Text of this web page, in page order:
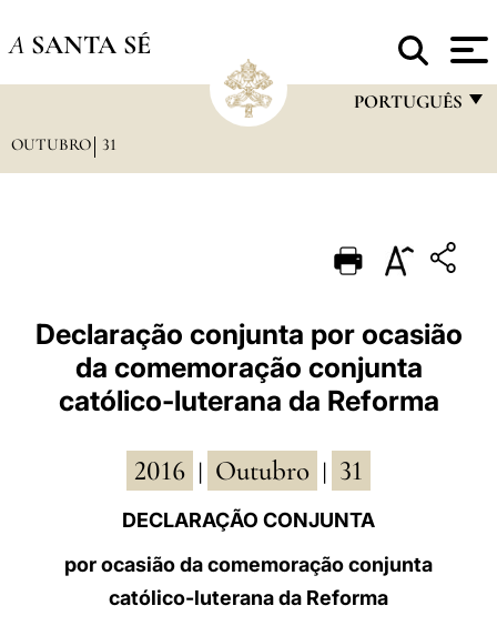
A SANTA SÉ
PORTUGUÊS
PORTUGUÊS
ESPAÑOL
DEUTSCH
POLSKI
العربيّة
中文
LATINE
OUTUBRO 31
Declaração conjunta por ocasião
da comemoração conjunta
católico-luterana da Reforma
2016 Outubro 31
DECLARAÇÃO CONJUNTA
por ocasião da comemoração conjunta
católico-luterana da Reforma